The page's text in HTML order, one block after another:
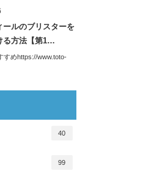
ールのブリスターを
る方法【第1…
すめhttps://www.toto-
40
99